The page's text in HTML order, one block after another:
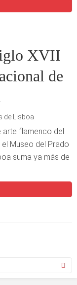
XVII
de
de Lisboa
arte flamenco del
Museo del Prado
suma ya más de